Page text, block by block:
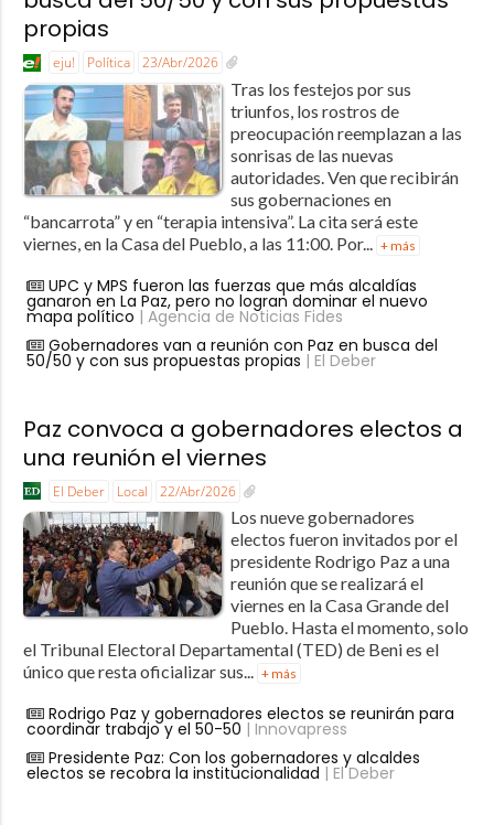
propias
eju! Política 23/Abr/2026
Tras los festejos por sus
triunfos, los rostros de
preocupación reemplazan a las
sonrisas de las nuevas
autoridades. Ven que recibirán
sus gobernaciones en
“bancarrota” y en “terapia intensiva”. La cita será este
viernes, en la Casa del Pueblo, a las 11:00. Por...
+ más
UPC y MPS fueron las fuerzas que más alcaldías
ganaron en La Paz, pero no logran dominar el nuevo
mapa político | Agencia de Noticias Fides
Gobernadores van a reunión con Paz en busca del
50/50 y con sus propuestas propias | El Deber
Paz convoca a gobernadores electos a
una reunión el viernes
El Deber Local 22/Abr/2026
Los nueve gobernadores
electos fueron invitados por el
presidente Rodrigo Paz a una
reunión que se realizará el
viernes en la Casa Grande del
Pueblo. Hasta el momento, solo
el Tribunal Electoral Departamental (TED) de Beni es el
único que resta oficializar sus... + más
Rodrigo Paz y gobernadores electos se reunirán para
coordinar trabajo y el 50-50 | Innovapress
Presidente Paz: Con los gobernadores y alcaldes
electos se recobra la institucionalidad | El Deber